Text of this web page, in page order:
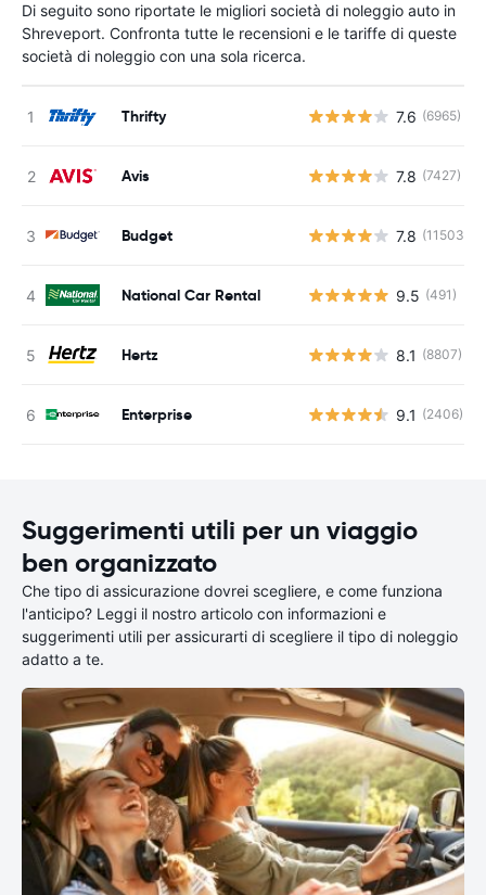
Di seguito sono riportate le migliori società di noleggio auto in
Shreveport. Confronta tutte le recensioni e le tariffe di queste
società di noleggio con una sola ricerca.
Thrifty 7.6 (6965)
Avis 7.8 (7427)
Budget 7.8 (11503)
National Car Rental 9.5 (491)
Hertz 8.1 (8807)
Enterprise 9.1 (2406)
Suggerimenti utili per un viaggio
ben organizzato
Che tipo di assicurazione dovrei scegliere, e come funziona
l'anticipo? Leggi il nostro articolo con informazioni e
suggerimenti utili per assicurarti di scegliere il tipo di noleggio
adatto a te.